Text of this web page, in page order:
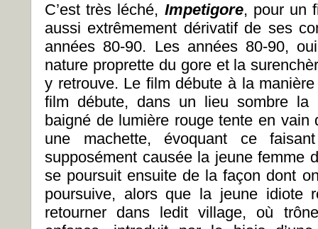
C’est très léché, Impetigore, pour un
aussi extrêmement dérivatif de ses
années 80-90. Les années 80-90,
nature proprette du gore et la
y retrouve. Le film débute à la manière
film débute, dans un lieu sombre la
baigné de lumière rouge tente en
une machette, évoquant ce
supposément causée la jeune femme
se poursuit ensuite de la façon dont
poursuive, alors que la jeune idiote
retourner dans ledit village, où